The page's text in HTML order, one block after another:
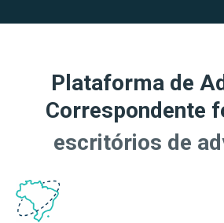
Plataforma de
Correspondente
escritórios de